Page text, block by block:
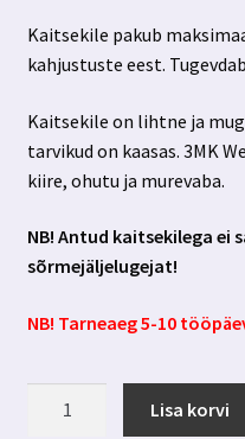
Kaitsekile pakub
kahjustuste eest.
Kaitsekile on lihtne ja
tarvikud on kaasas. 3MK
kiire, ohutu ja murevaba.
NB! Antud kaitsekilega ei
sõrmejäljelugejat!
NB! Tarneaeg 5-10
Lisa korvi